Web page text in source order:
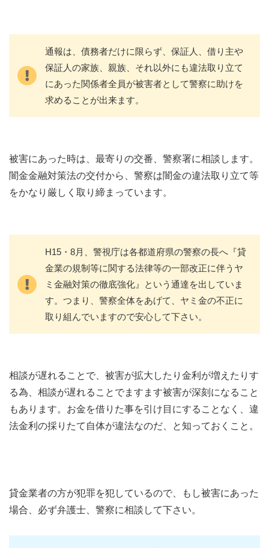
通報は、債務者だけに限らず、保証人、借り主や
保証人の家族、親族、それ以外にも違法取り立て
にあった関係者全員が被害者として警察に助けを
求めることが出来ます。
被害にあった時は、最寄りの交番、警察署に相談します。
闇金金融対策法の交付から、警察は闇金の違法取り立て等
をかなり厳しく取り締まっています。
H15・8月、警視庁は各都道府県の警察の長へ『貸
金業の規制等に関する法律等の一部改正に伴うヤ
ミ金融対策の徹底強化』という通達を出していま
す。つまり、警察全体をあげて、ヤミ金の不正に
取り組んでいますので安心して下さい。
相談が遅れることで、被害が拡大したり金利が増えたりす
る為、相談が遅れることでますます被害が深刻になること
もあります。お金を借りた事を引け目にすることなく、違
法金利の採りたて自体が違法なのだ、と知っておくこと。
貸金業者の方が犯罪を犯しているので、もし被害にあった
場合、必ず弁護士、警察に相談して下さい。